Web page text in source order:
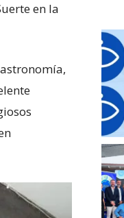
en la